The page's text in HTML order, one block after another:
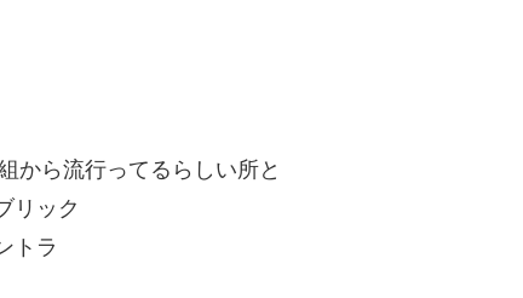
から流行ってるらしい所と
リック
トラ